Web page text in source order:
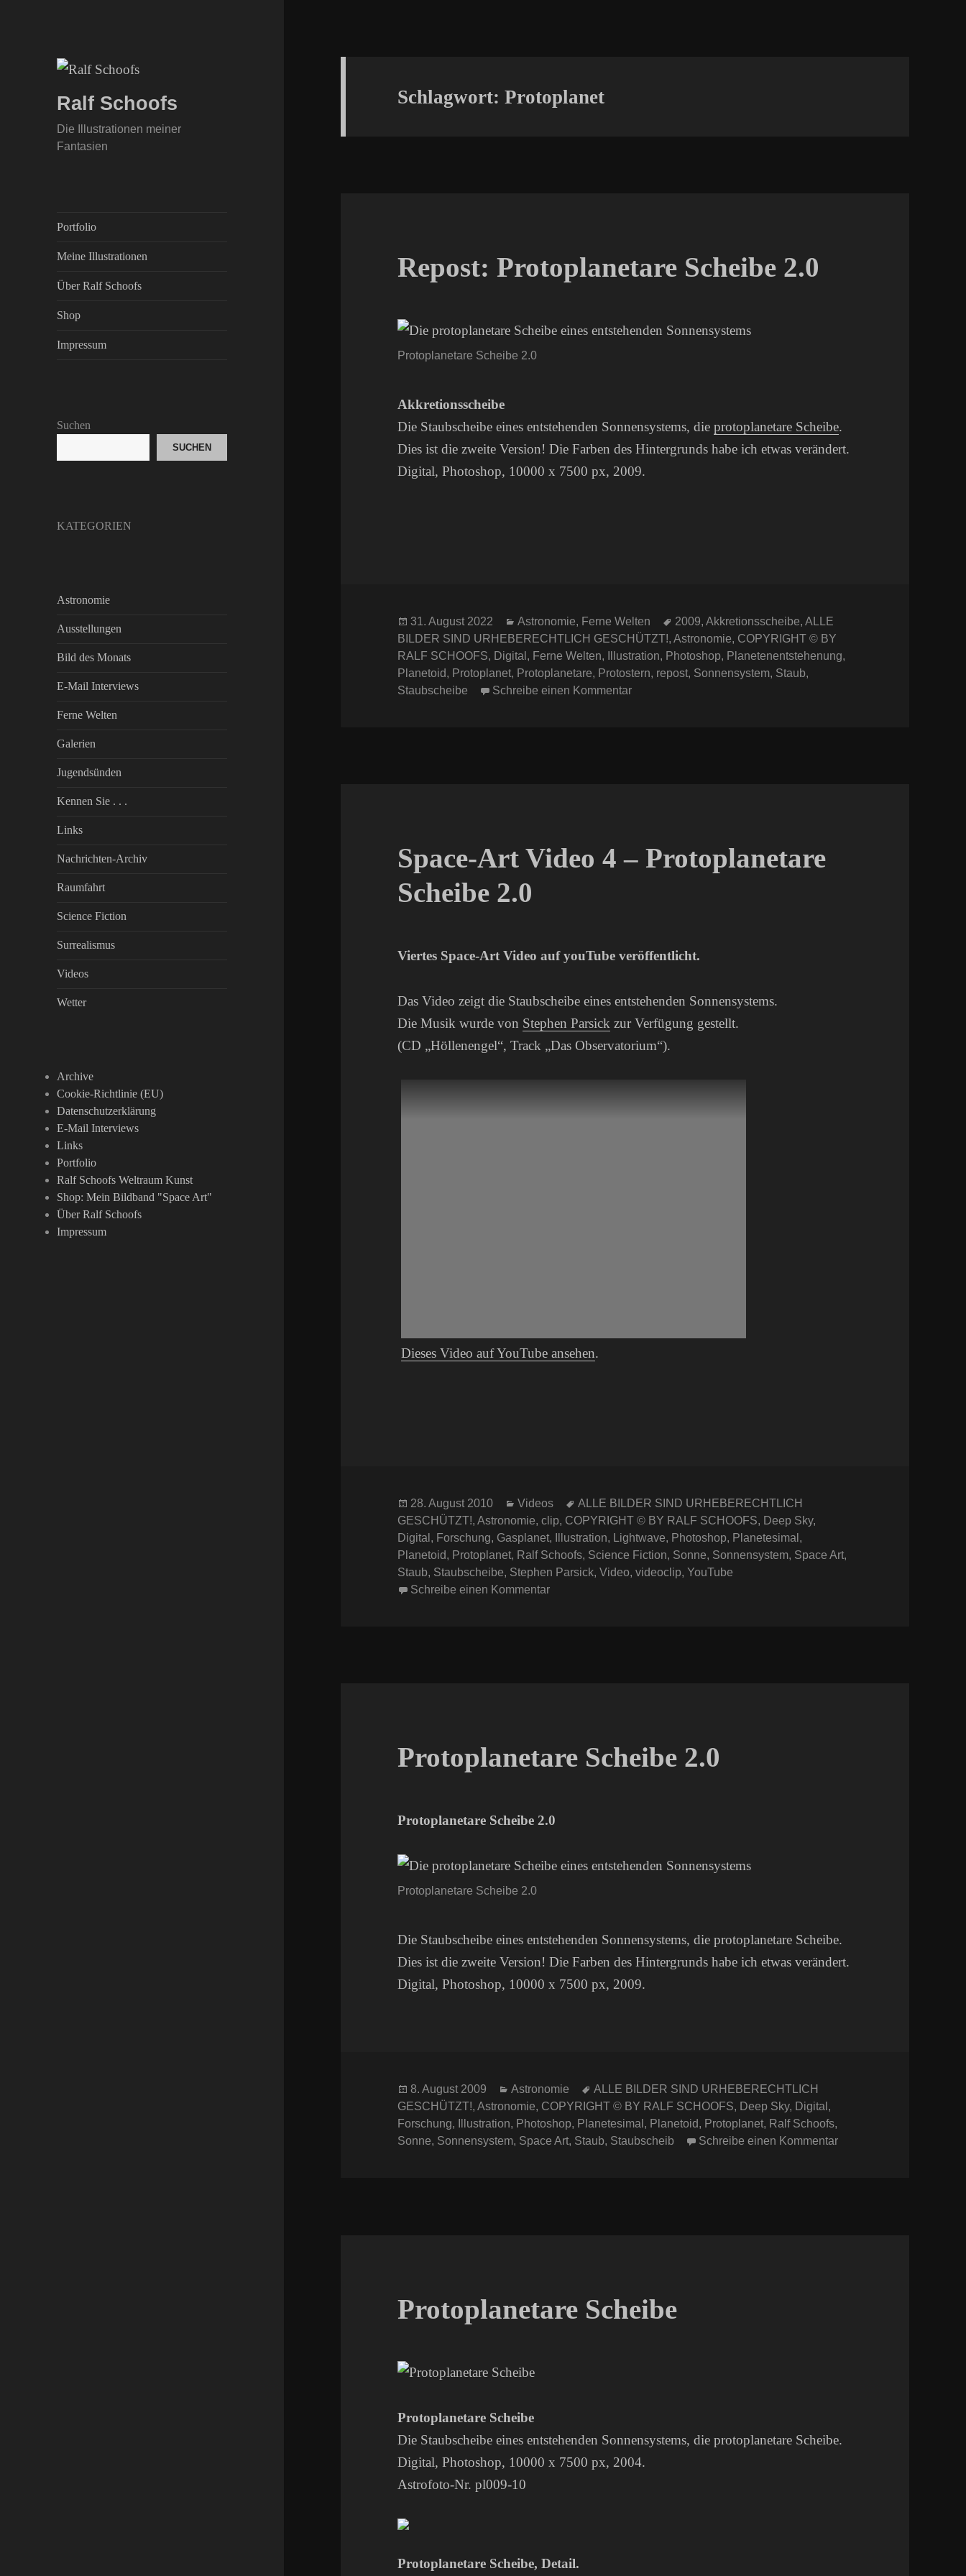
Ralf Schoofs
Die Illustrationen meiner
Fantasien
Portfolio
Meine Illustrationen
Über Ralf Schoofs
Shop
Impressum
Suchen
SUCHEN
KATEGORIEN
Astronomie
Ausstellungen
Bild des Monats
E-Mail Interviews
Ferne Welten
Galerien
Jugendsünden
Kennen Sie . . .
Links
Nachrichten-Archiv
Raumfahrt
Science Fiction
Surrealismus
Videos
Wetter
Archive
Cookie-Richtlinie (EU)
Datenschutzerklärung
E-Mail Interviews
Links
Portfolio
Ralf Schoofs Weltraum Kunst
Shop: Mein Bildband "Space Art"
Über Ralf Schoofs
Impressum
Schlagwort:Protoplanet
Repost: Protoplanetare Scheibe 2.0
Protoplanetare Scheibe 2.0
Akkretionsscheibe
Die Staubscheibe eines entstehenden Sonnensystems, dieprotoplanetare Scheibe.
Dies ist die zweite Version! Die Farben des Hintergrunds habe ich etwas verändert.
Digital, Photoshop, 10000 x 7500 px, 2009.
Veröffentlicht
am
31. August 2022 Kategorien
Astronomie, Ferne Welten Schlagwörter
2009,Akkretionsscheibe,ALLE
BILDER SIND URHEBERECHTLICH GESCHÜTZT!,Astronomie, COPYRIGHT © BY
RALF SCHOOFS, Digital , Ferne Welten, Illustration, Photoshop, Planetenentstehenung,
Planetoid, Protoplanet, Protoplanetare, Protostern, repost, Sonnensystem, Staub,
Staubscheibe
Schreibe einen Kommentarzu Repost: Protoplanetare Scheibe 2.0
Space-Art Video 4 – Protoplanetare
Scheibe 2.0
Viertes Space-Art Video auf youTube veröffentlicht.
Das Video zeigt die Staubscheibe eines entstehenden Sonnensystems.
Die Musik wurde von Stephen Parsick zur Verfügung gestellt.
(CD „Höllenengel“, Track „Das Observatorium“).
Dieses Video auf YouTube ansehen.
Veröffentlicht
am
28. August 2010 Kategorien
Videos Schlagwörter
ALLE BILDER SIND URHEBERECHTLICH
GESCHÜTZT!,Astronomie,clip, COPYRIGHT © BY RALF SCHOOFS, Deep Sky,
Digital , Forschung, Gasplanet, Illustration, Lightwave, Photoshop, Planetesimal ,
Planetoid, Protoplanet, Ralf Schoofs, Science Fiction, Sonne, Sonnensystem, Space Art,
Staub, Staubscheibe, Stephen Parsick,Video,videoclip,YouTube
Schreibe einen Kommentarzu Space-Art Video 4 – Protoplanetare Scheibe 2.0
Protoplanetare Scheibe 2.0
Protoplanetare Scheibe 2.0
Protoplanetare Scheibe 2.0
Die Staubscheibe eines entstehenden Sonnensystems, die protoplanetare Scheibe.
Dies ist die zweite Version! Die Farben des Hintergrunds habe ich etwas verändert.
Digital, Photoshop, 10000 x 7500 px, 2009.
Veröffentlicht
am
8. August 2009 Kategorien
Astronomie Schlagwörter
ALLE BILDER SIND URHEBERECHTLICH
GESCHÜTZT!,Astronomie, COPYRIGHT © BY RALF SCHOOFS, Deep Sky, Digital ,
Forschung, Illustration, Photoshop, Planetesimal , Planetoid, Protoplanet, Ralf Schoofs,
Sonne, Sonnensystem, Space Art, Staub, Staubscheib Schreibe einen Kommentarzu Protoplanetare
Protoplanetare Scheibe
Protoplanetare Scheibe
Die Staubscheibe eines entstehenden Sonnensystems, die protoplanetare Scheibe.
Digital, Photoshop, 10000 x 7500 px, 2004.
Astrofoto-Nr. pl009-10
Protoplanetare Scheibe, Detail.